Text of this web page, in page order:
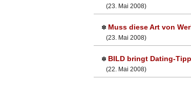
(23. Mai 2008)
✽ Muss diese Art von
(23. Mai 2008)
✽ BILD bringt Dating-
(22. Mai 2008)